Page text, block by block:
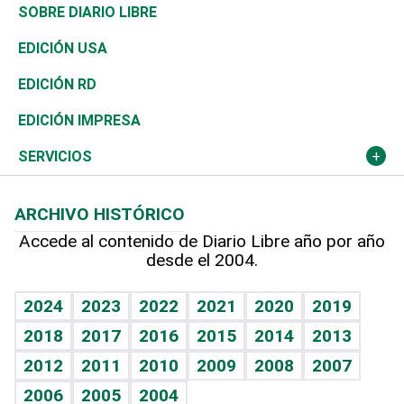
José Boquete
Reportajes
Asia
África
Ocenanía
Caribe
Resto del mundo
Consumo
Vivienda
Telecom.
Global y variable
Economía personal
Belleza
Buena Vida
Sociales
Novedades
Podcast Arte Libre
Hablando con el pediatra
Vida y familia
Eñe
Celebrando la vida
Golf
Ciclismo
Tenis
Olimpismo
Más deportes
Línea de hit
TBT Deportivo
De buena tinta
En Directo
El Espía
Noticiero Poteleche
Columnistas
Más firmas
Clima
Tecnología
Historia
Martes de tecnología
Cambio climático
Mundo
Economía
Revista
Deportes
Opinión
Hecho en casa
Guía del dinero
SOBRE DIARIO LIBRE
EDICIÓN USA
EDICIÓN RD
EDICIÓN IMPRESA
SERVICIOS
Cumpleaños
Horóscopos
Crucigramas
ARCHIVO HISTÓRICO
Accede al contenido de Diario Libre año por año
desde el 2004.
2024 2023 2022 2021 2020
2019
2018
2017 2016 2015 2014
2013
2012
2011 2010 2009 2008
2007
2006
2005 2004